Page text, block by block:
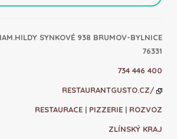
SYNKOVÉ 938 BRUMOV-BYLNICE
76331
734 446 400
RESTAURANTGUSTO.CZ/
RESTAURACE | PIZZERIE | ROZVOZ
ZLÍNSKÝ KRAJ